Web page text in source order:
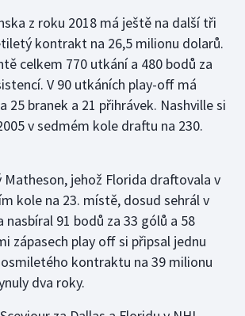
z roku 2018 má ještě na další tři
kontrakt na 26,5 milionu dolarů.
celkem 770 utkání a 480 bodů za
V 90 utkáních play-off má
25 branek a 21 přihrávek. Nashville si
v sedmém kole draftu na 230.
jehož Florida draftovala v
kole na 23. místě, dosud sehrál v
nasbíral 91 bodů za 33 gólů a 58
zápasech play off si připsal jednu
kontraktu na 39 milionu
dva roky.